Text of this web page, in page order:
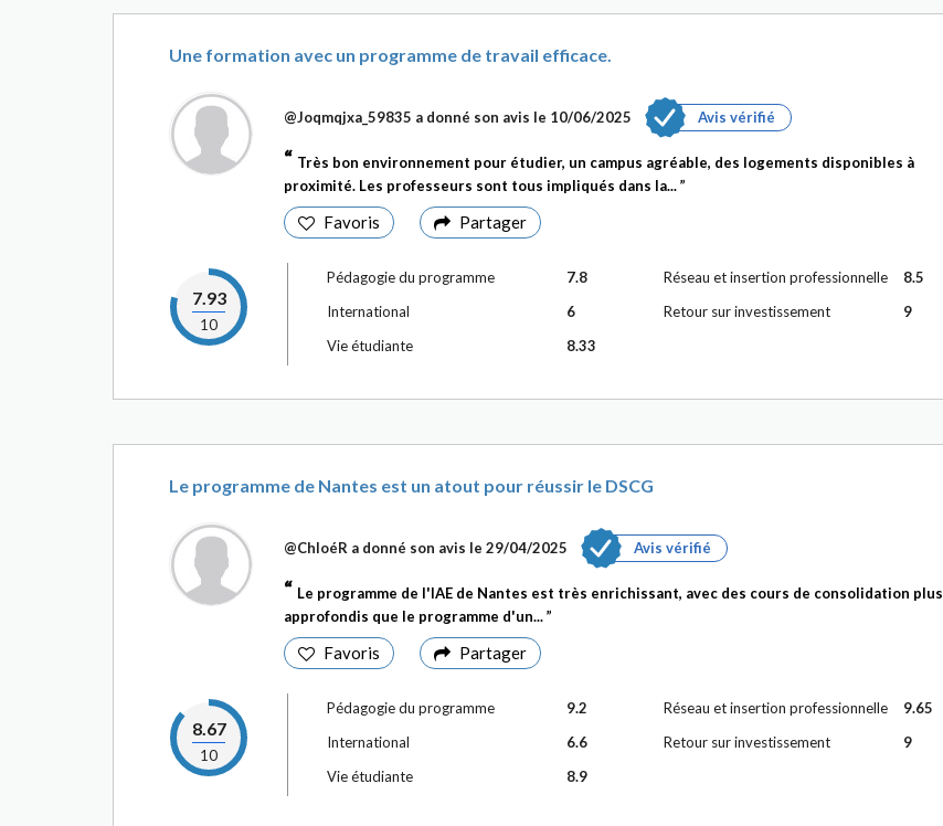
Une formation avec un programme de travail efficace.
@Joqmqjxa_59835 a donné son avis le 10/06/2025 Avis vérifié
Très bon environnement pour étudier, un campus agréable, des logements disponibles à
proximité. Les professeurs sont tous impliqués dans la...
Favoris Partager
7.93
10
Pédagogie du programme
7.8
International
6
Vie étudiante
8.33
Réseau et insertion professionnelle
8.5
Retour sur investissement
9
Le programme de Nantes est un atout pour réussir le DSCG
@ChloéR a donné son avis le 29/04/2025 Avis vérifié
Le programme de l'IAE de Nantes est très enrichissant, avec des cours de consolidation plus
approfondis que le programme d'un...
Favoris Partager
8.67
10
Pédagogie du programme
9.2
International
6.6
Vie étudiante
8.9
Réseau et insertion professionnelle
9.65
Retour sur investissement
9